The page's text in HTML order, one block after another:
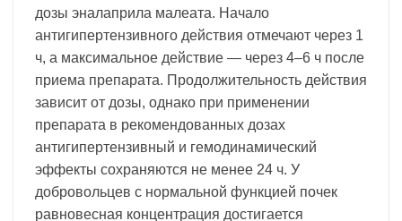
дозы эналаприла малеата. Начало
антигипертензивного действия отмечают через 1
ч, а максимальное действие — через 4–6 ч после
приема препарата. Продолжительность действия
зависит от дозы, однако при применении
препарата в рекомендованных дозах
антигипертензивный и гемодинамический
эффекты сохраняются не менее 24 ч. У
добровольцев с нормальной функцией почек
равновесная концентрация достигается